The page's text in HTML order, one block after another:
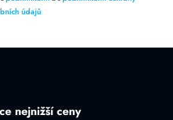
údajů
nejnižší ceny